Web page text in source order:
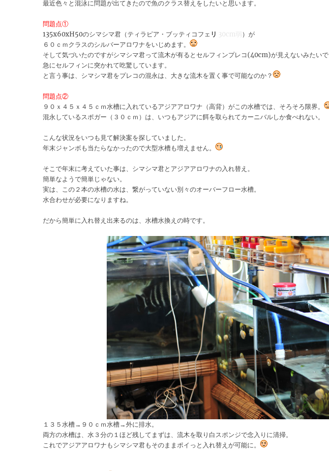
最近色々と混泳に問題が出てきたので魚のクラス替えをしたいと思います。
問題点①
135x60xH50のシマシマ君（ティラピア・ブッティコフェ リ 30cm弱
）が
６０ｃｍクラスのシルバーアロワナをいじめます。
そして気づいたのですがシマシマ君って流木が有るとセルフィンプレコ(40cm)が見えないみたいで
急にセルフィンに突かれて吃驚しています。
と言う事は、シマシマ君をプレコの混永は、大きな流木を置く事で可能なのか？
問題点②
９０ｘ４５ｘ４５ｃｍ水槽に入れているアジアアロワナ（高背）がこの水槽では、そろそろ限界。
混永しているスポガー（３０ｃｍ）は、いつもアジアに餌を取られてカーニバルしか食べれない。
こんな状況をいつも見て解決案を探していました。
年末ジャンボも当たらなかったので大型水槽も増えません。
そこで年末に考えていた事は、シマシマ君とアジアアロワナの入れ替え。
簡単なようで簡単じゃない。
実は、この２本の水槽の水は、繋がっていない別々のオーバーフロー水槽。
水合わせが必要になりますね。
だから簡単に入れ替え出来るのは、水槽水換えの時です。
１３５水槽→９０ｃｍ水槽→外に排水。
両方の水槽は、水３分の１ほど残してまずは、流木を取り白スポンジで念入りに清掃。
これでアジアアロワナもシマシマ君もそのままポイっと入れ替えが可能に。